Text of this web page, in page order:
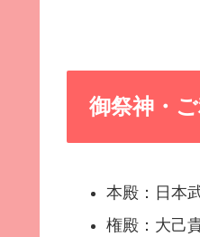
御祭神・
本殿：日本
権殿：大己